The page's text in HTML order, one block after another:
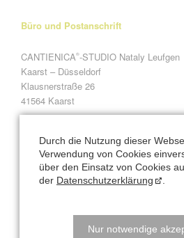
Büro und Postanschrift
CANTIENICA®-STUDIO Nataly Leufgen
Kaarst – Düsseldorf
Klausnerstraße 26
41564 Kaarst
Alte Heerstraße 61
41564 Kaarst
Durch die Nutzung dieser
Verwendung von Cookies
über den Einsatz von Cookies
der Datenschutzerklärung
Nur notwendige